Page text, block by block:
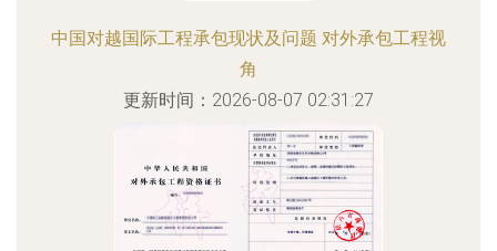
中国对越国际工程承包现状及问题 对外承包工程视
角
更新时间：2026-08-07 02:31:27